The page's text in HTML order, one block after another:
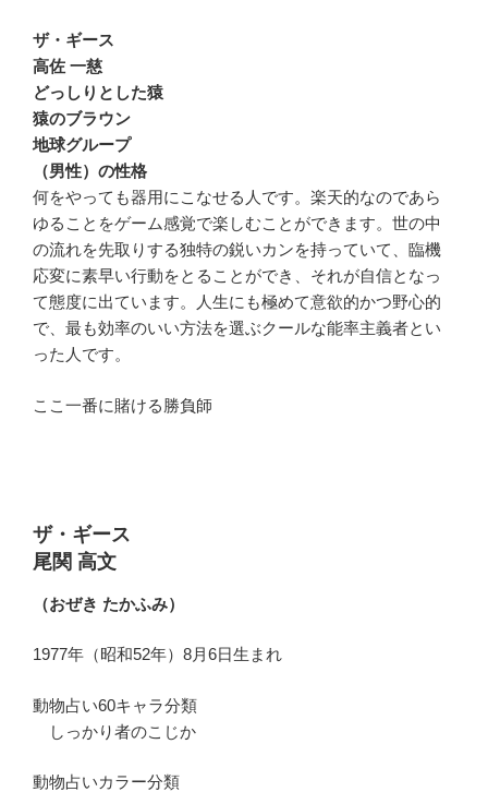
ザ・ギース
高佐 一慈
どっしりとした猿
猿のブラウン
地球グループ
（男性）の性格
何をやっても器用にこなせる人です。楽天的なのであら
ゆることをゲーム感覚で楽しむことができます。世の中
の流れを先取りする独特の鋭いカンを持っていて、臨機
応変に素早い行動をとることができ、それが自信となっ
て態度に出ています。人生にも極めて意欲的かつ野心的
で、最も効率のいい方法を選ぶクールな能率主義者とい
った人です。
ここ一番に賭ける勝負師
ザ・ギース
尾関 高文
（おぜき たかふみ）
1977年（昭和52年）8月6日生まれ
動物占い60キャラ分類
しっかり者のこじか
動物占いカラー分類